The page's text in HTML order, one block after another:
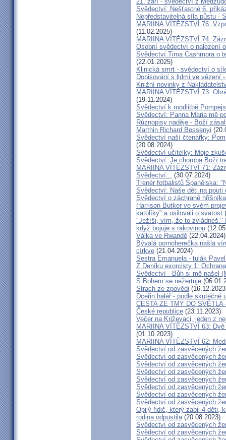
Svědectví: Nešťastné 6.
Nepředstavitelná síla půstu -
MARIINA VÍTĚZSTVÍ 76:
(11.02.2025)
MARIINA VÍTĚZSTVÍ 74:
Osobní svědectví o nalezení
Svědectví Tima Cashmora o
(22.01.2025)
Klinická smrt - svědectví o
Dopisování s lidmi ve vězení
Knižní novinky z
MARIINA VÍTĚZSTVÍ 73:
(19.11.2024)
Svědectví k modlitbě
Svědectví: Panna Maria mě
Různopisy naděje - Boží
Marthin Richard Bessenyi
Svědectví naší čtenářky:
(20.08.2024)
Svědectví učitelky: Moje
Svědectví: Je choroba Boží
MARIINA VÍTĚZSTVÍ 71:
Svědectví...
(30.07.2024)
Trenér fotbalistů Španělska:
Svědectví: Naše děti na pouti
Svědectví o záchraně
Harrison Butker ve svém
katolíky" a usilovali o svatost
"Ježíši, vím, že to zvládneš."
když bojuje s rakovinou
Válka ve Rwandě (22.04.2024)
Bývalá pornoherečka našla
církve (21.04.2024)
Sestra Emanuela - tulák
Z Deníku exorcisty 1:
Svědectví - Bůh si mě našel
S Bohem se nežertuje
Strach ze zpovědi
Dceřin haléř - podle skutečné
CESTA ZE TMY DO
České republice (23.11.2023)
Večer na Križevaci, jeden z
MARIINA VÍTĚZSTVÍ 63:
(01.10.2023)
MARIINA VÍTĚZSTVÍ 62:
Svědectví od zasvěcených
Svědectví od zasvěcených
Svědectví od zasvěcených
Svědectví od zasvěcených
Svědectví od zasvěcených
Svědectví od zasvěcených
Svědectví od zasvěcených
Svědectví od zasvěcených
Opilý řidič, který zabil 4 děti,
rodina odpustila (20.08.2023)
Svědectví od zasvěcených
Svědectví od zasvěcených